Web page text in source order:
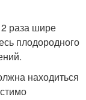
раза шире
плодородного
находиться